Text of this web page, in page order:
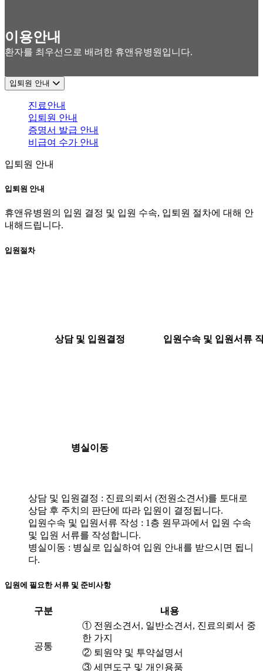
이용안내
환자를 최우선으로 배려한 휴앤유병원입니다.
입퇴원 안내
진료안내
입퇴원 안내
증명서 발급 안내
비급여 수가 안내
입퇴원 안내
입퇴원 안내
휴앤유병원의 입원 결정 및 입원 수속, 입퇴원 절차에 대해 안
내해드립니다.
입원절차
상담 및 입원결정 입원수속 및 입원서류
병실이동
상담 및 입원결정 : 진료의뢰서 (전원소견서)를 토대로
상담 후 주치의 판단에 따라 입원이 결정됩니다.
입원수속 및 입원서류 작성 : 1층 원무과에서 입원 수속
및 입원 서류를 작성합니다.
병실이동 : 병실로 입실하여 입원 안내를 받으시면 됩니
다.
입원에 필요한 서류 및 준비사항
구분 내용
공통
① 전원소견서, 일반소견서, 진료의뢰서 중
한 가지
② 퇴원약 및 투약설명서
③ 세면도구 및 개인용품